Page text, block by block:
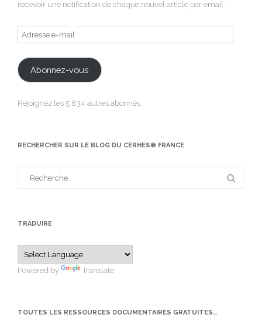
recevoir une notification de chaque nouvel article par email.
Adresse
e-
mail
Abonnez-vous
Rejoignez les 5 834 autres abonnés
RECHERCHER SUR LE BLOG DU CERHES® FRANCE
TRADUIRE
Powered by Translate
TOUTES LES RESSOURCES DOCUMENTAIRES GRATUITES…